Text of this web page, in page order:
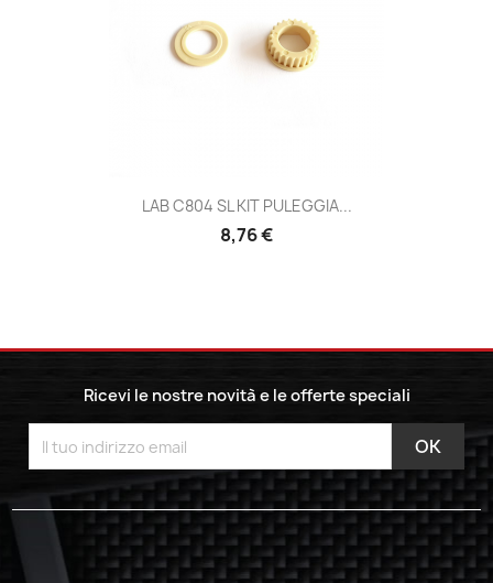
LAB C804 SL KIT PULEGGIA...
8,76 €
Ricevi le nostre novità e le offerte speciali